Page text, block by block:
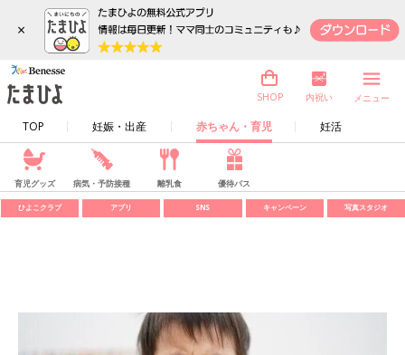
×
TOP 妊娠・出産 赤ちゃん・育児 妊活
SHOP 内祝い メニュー
育児グッズ 病気・予防接種 離乳食 優待パス
ひよこクラブ アプリ SNS キャンペーン 写真スタジオ